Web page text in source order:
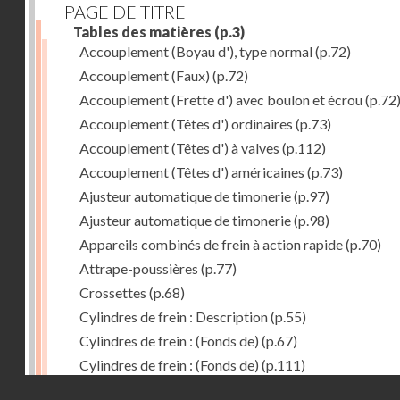
PAGE DE TITRE
Tables des matières (p.3)
Accouplement (Boyau d'), type normal(p.72)
Accouplement (Faux) (p.72)
Accouplement (Frette d') avec boulon et écrou(p.72)
Accouplement (Têtes d') ordinaires (p.73)
Accouplement (Têtes d') à valves (p.112)
Accouplement (Têtes d') américaines (p.73)
Ajusteur automatique de timonerie(p.97)
Ajusteur automatique de timonerie(p.98)
Appareils combinés de frein à action rapide(p.70)
Attrape-poussières (p.77)
Crossettes (p.68)
Cylindres de frein : Description(p.55)
Cylindres de frein : (Fonds de) (p.67)
Cylindres de frein : (Fonds de) (p.111)